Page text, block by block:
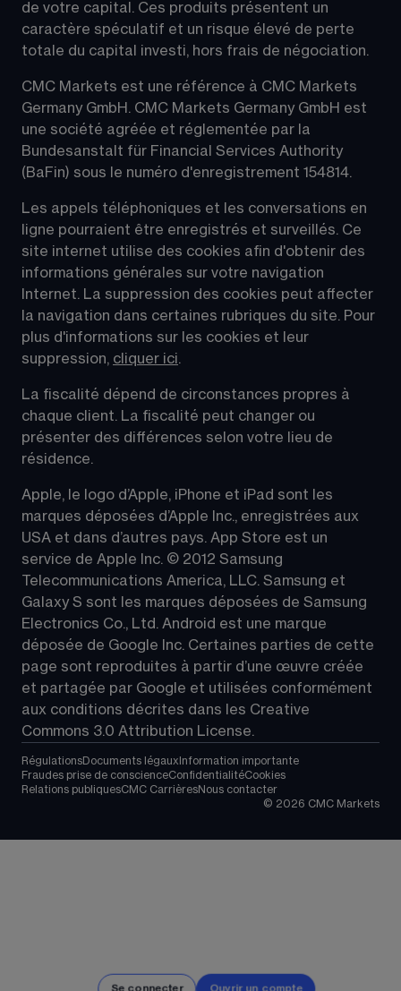
Se connecter Ouvrir un compte
de votre capital. Ces produits présentent un
caractère spéculatif et un risque élevé de perte
totale du capital investi, hors frais de négociation.
CMC Markets est une référence à CMC Markets
Germany GmbH. CMC Markets Germany GmbH est
une société agréée et réglementée par la
Bundesanstalt für Financial Services Authority
(BaFin) sous le numéro d'enregistrement 154814.
Les appels téléphoniques et les conversations en
ligne pourraient être enregistrés et surveillés. Ce
site internet utilise des cookies afin d'obtenir des
informations générales sur votre navigation
Internet. La suppression des cookies peut affecter
la navigation dans certaines rubriques du site. Pour
plus d'informations sur les cookies et leur
suppression, cliquer ici.
La fiscalité dépend de circonstances propres à
chaque client. La fiscalité peut changer ou
présenter des différences selon votre lieu de
résidence.
Apple, le logo d’Apple, iPhone et iPad sont les
marques déposées d’Apple Inc., enregistrées aux
USA et dans d’autres pays. App Store est un
service de Apple Inc. © 2012 Samsung
Telecommunications America, LLC. Samsung et
Galaxy S sont les marques déposées de Samsung
Electronics Co., Ltd. Android est une marque
déposée de Google Inc. Certaines parties de cette
page sont reproduites à partir d’une œuvre créée
et partagée par Google et utilisées conformément
aux conditions décrites dans les Creative
Commons 3.0 Attribution License.
RégulationsDocuments légaux Information importante
Fraudes prise de conscienceConfidentialitéCookies
Relations publiquesCMC CarrièresNous contacter
© 2026 CMC Markets